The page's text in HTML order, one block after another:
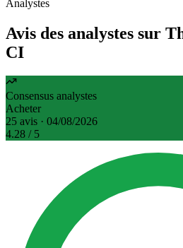
Analystes
Avis des analystes sur
CI
Consensus analystes
Acheter
25 avis · 04/08/2026
4.28 / 5